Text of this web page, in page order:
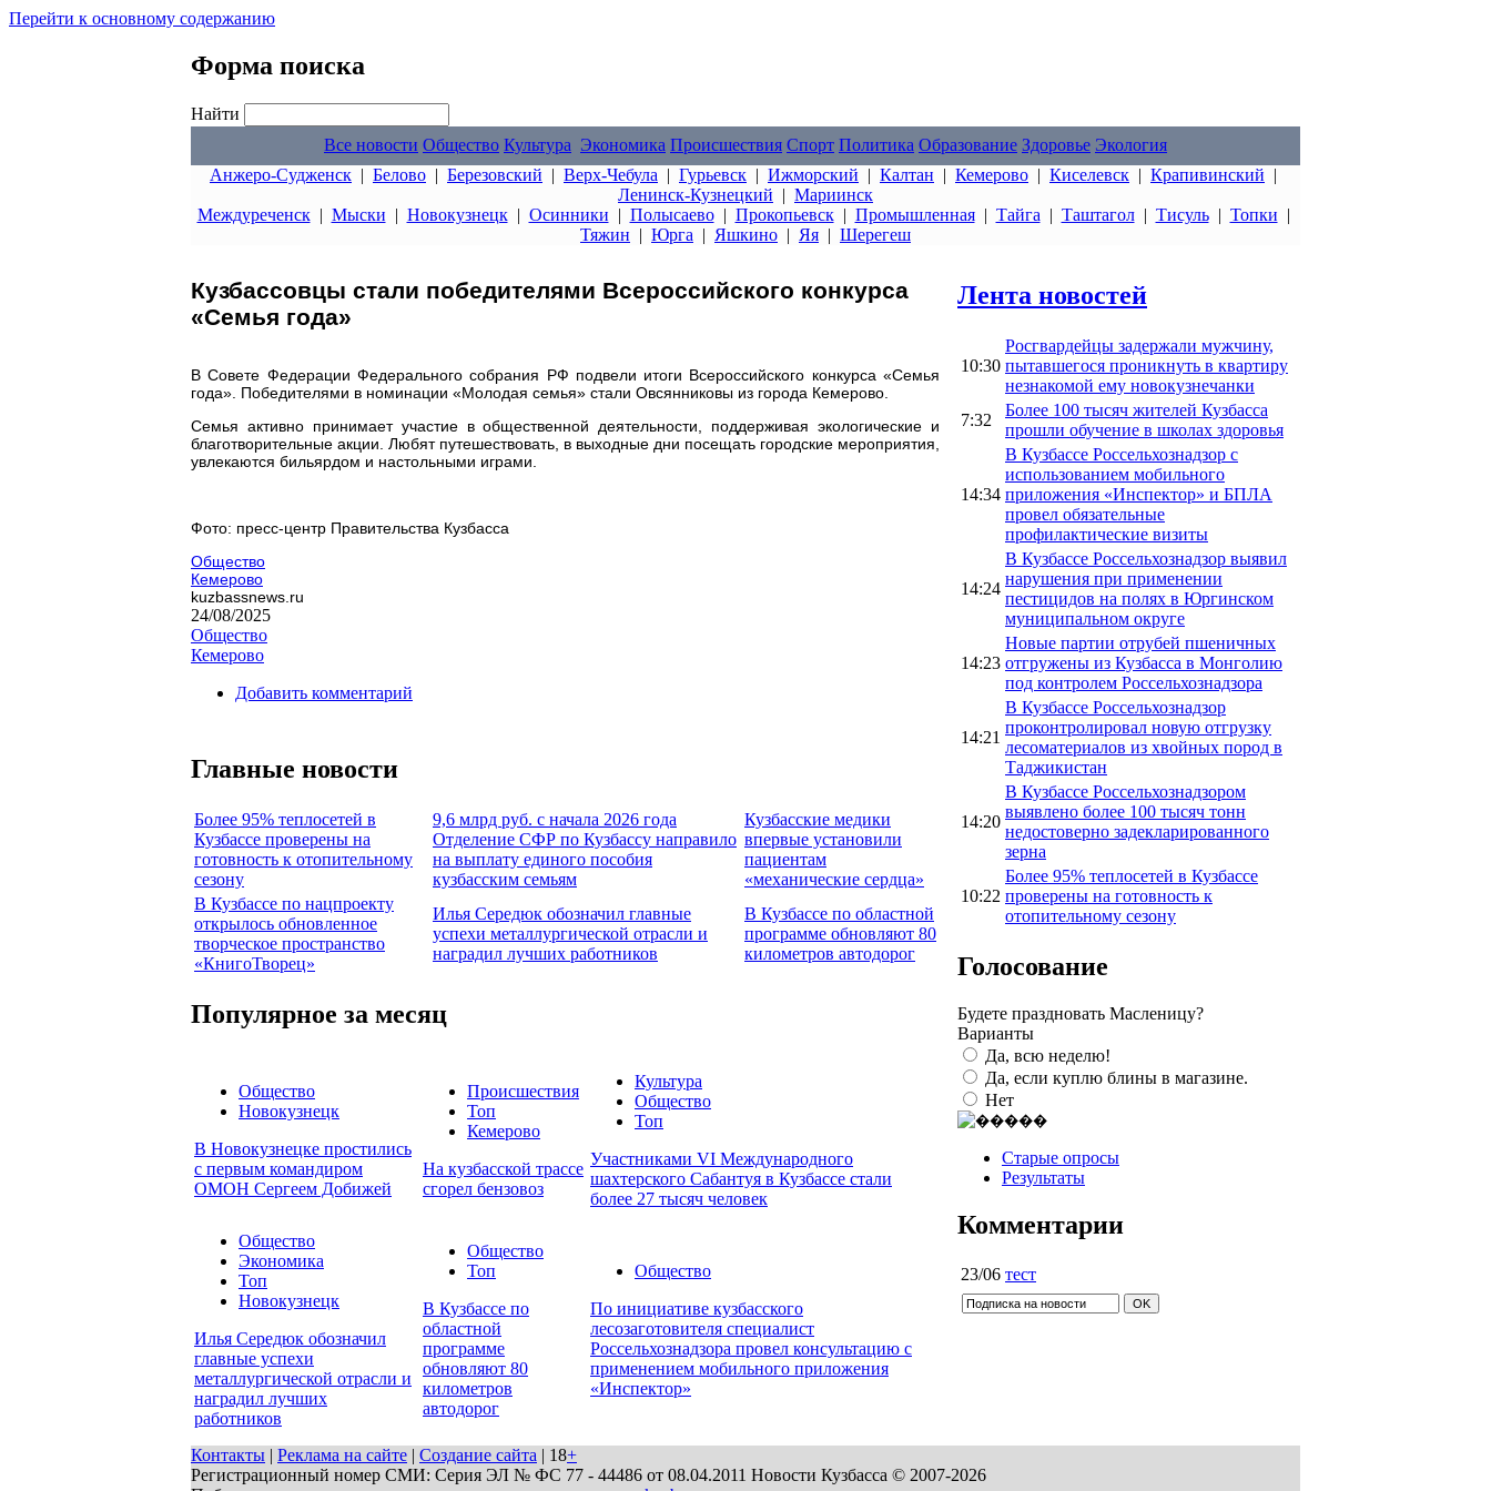
Перейти к основному содержанию
Форма поиска
Найти
Все новости Общество Культура Экономика Происшествия Спорт Политика Образование Здоровье Экология
Анжеро-Судженск | Белово | Березовский | Верх-Чебула | Гурьевск | Ижморский | Калтан | Кемерово | Киселевск | Крапивинский |
Ленинск-Кузнецкий | Мариинск
Междуреченск| Мыски | Новокузнецк| Осинники | Полысаево| Прокопьевск| Промышленная| Тайга | Таштагол| Тисуль| Топки |
Тяжин | Юрга | Яшкино | Яя | Шерегеш
Кузбассовцы стали победителями Всероссийского конкурса
«Семья года»
В Совете Федерации Федерального собрания РФ подвели итоги Всероссийского конкурса «Семья
года». Победителями в номинации «Молодая семья» стали Овсянниковы из города Кемерово.
Семья активно принимает участие в общественной деятельности, поддерживая экологические и
благотворительные акции. Любят путешествовать, в выходные дни посещать городские мероприятия,
увлекаются бильярдом и настольными играми.
Фото: пресс-центр Правительства Кузбасса
Общество
Кемерово
kuzbassnews.ru
24/08/2025
Общество
Кемерово
Добавить комментарий
Главные новости
Более 95% теплосетей в
Кузбассе проверены на
готовность к отопительному
сезону
9,6 млрд руб. с начала 2026 года
Отделение СФР по Кузбассу направило
на выплату единого пособия
кузбасским семьям
Кузбасские медики
впервые установили
пациентам
«механические сердца»
В Кузбассе по нацпроекту
открылось обновленное
творческое пространство
«КнигоТворец»
Илья Середюк обозначил главные
успехи металлургической отрасли и
наградил лучших работников
В Кузбассе по областной
программе обновляют 80
километров автодорог
Популярное за месяц
Общество
Новокузнецк
В Новокузнецке простились
с первым командиром
ОМОН Сергеем Добижей
Происшествия
Топ
Кемерово
На кузбасской трассе
сгорел бензовоз
Культура
Общество
Топ
Участниками VI Международного
шахтерского Сабантуя в Кузбассе стали
более 27 тысяч человек
Общество
Экономика
Топ
Новокузнецк
Илья Середюк обозначил
главные успехи
металлургической отрасли и
наградил лучших
работников
Общество
Топ
В Кузбассе по
областной
программе
обновляют 80
километров
автодорог
Общество
По инициативе кузбасского
лесозаготовителя специалист
Россельхознадзора провел консультацию с
применением мобильного приложения
«Инспектор»
Лента новостей
10:30
Росгвардейцы задержали мужчину,
пытавшегося проникнуть в квартиру
незнакомой ему новокузнечанки
7:32
Более 100 тысяч жителей Кузбасса
прошли обучение в школах здоровья
14:34
В Кузбассе Россельхознадзор с
использованием мобильного
приложения «Инспектор» и БПЛА
провел обязательные
профилактические визиты
14:24
В Кузбассе Россельхознадзор выявил
нарушения при применении
пестицидов на полях в Юргинском
муниципальном округе
14:23
Новые партии отрубей пшеничных
отгружены из Кузбасса в Монголию
под контролем Россельхознадзора
14:21
В Кузбассе Россельхознадзор
проконтролировал новую отгрузку
лесоматериалов из хвойных пород в
Таджикистан
14:20
В Кузбассе Россельхознадзором
выявлено более 100 тысяч тонн
недостоверно задекларированного
зерна
10:22
Более 95% теплосетей в Кузбассе
проверены на готовность к
отопительному сезону
Голосование
Будете праздновать Масленицу?
Варианты
Да, всю неделю!
Да, если куплю блины в магазине.
Нет
Старые опросы
Результаты
Комментарии
23/06 тест
Контакты | Реклама на сайте | Создание сайта | 18+
Регистрационный номер СМИ: Серия ЭЛ № ФС 77 - 44486 от 08.04.2011 Новости Кузбасса © 2007-2026